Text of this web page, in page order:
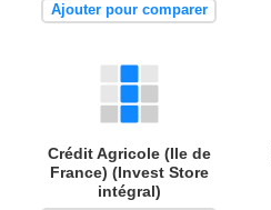
Ajouter pour comparer
Crédit Agricole (Ile de
France) (Invest Store
intégral)